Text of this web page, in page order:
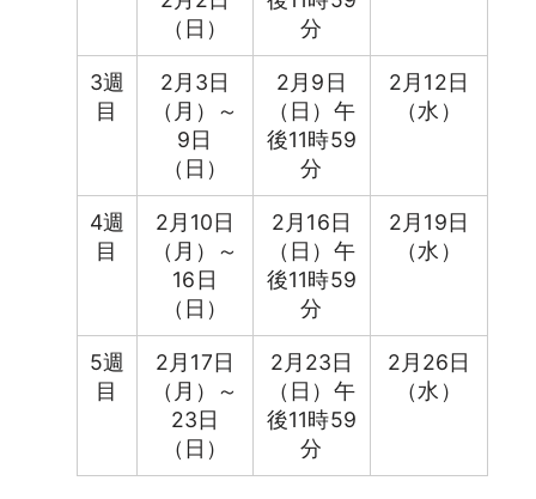
（日）
分
3週
目
2月3日
（月）～
9日
（日）
2月9日
（日）午
後11時59
分
2月12日
（水）
4週
目
2月10日
（月）～
16日
（日）
2月16日
（日）午
後11時59
分
2月19日
（水）
5週
目
2月17日
（月）～
23日
（日）
2月23日
（日）午
後11時59
分
2月26日
（水）